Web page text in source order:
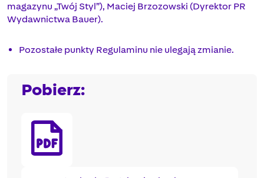
magazynu „Twój Styl”), Maciej Brzozowski (Dyrektor PR
Wydawnictwa Bauer).
Pozostałe punkty Regulaminu nie ulegają zmianie.
Pobierz: